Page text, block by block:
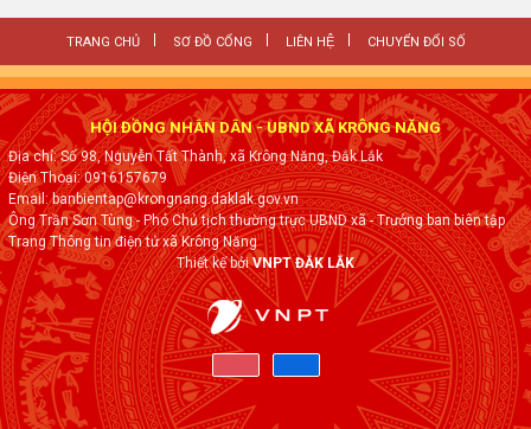
TRANG CHỦ SƠ ĐỒ CỔNG LIÊN HỆ CHUYỂN ĐỔI SỐ
HỘI ĐỒNG NHÂN DÂN - UBND XÃ KRÔNG NĂNG
Địa chỉ: Số 98, Nguyễn Tất Thành, xã Krông Năng, Đắk Lắk
Điện Thoại: 0916157679
Email: banbientap@krongnang.daklak.gov.vn
Ông Trần Sơn Tùng - Phó Chủ tịch thường trực UBND xã - Trưởng ban biên tập
Trang Thông tin điện tử xã Krông Năng
Thiết kế bởiVNPT ĐẮK LẮK